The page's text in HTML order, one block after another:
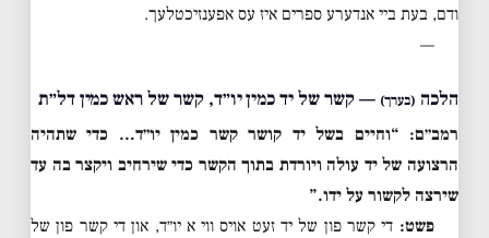
ודם, בעת ביי אנדערע ספרים איז עס אפענזיכטלעך.
—
הלכה (בערך) — קשר של יד כמין יו״ד, קשר של ראש כמין דל״ת
רמב״ם: “וחיים בשל יד קושר קשר כמין יו״ד… כדי שתהיה
הרצועה של יד עולה ויורדת בתוך הקשר כדי שירחיב ויקצר בה עד
שירצה לקשור על ידו.”
פשט: די קשר פון של יד זעט אויס ווי א יו״ד, און די קשר פון של